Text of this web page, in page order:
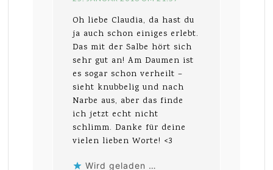
Oh liebe Claudia, da hast du
ja auch schon einiges erlebt.
Das mit der Salbe hört sich
sehr gut an! Am Daumen ist
es sogar schon verheilt –
sieht knubbelig und nach
Narbe aus, aber das finde
ich jetzt echt nicht
schlimm. Danke für deine
vielen lieben Worte! <3
Wird geladen …